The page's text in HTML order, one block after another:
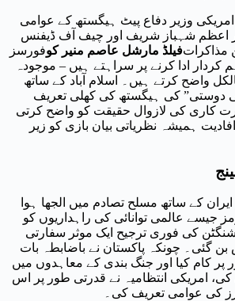
امریکی وزیر دفاع پیٹ ہیگستھ کے عوامی
اعظم شہباز شریف اور چیف آف ڈیفنس
فورسزفیلڈ مارشل عاصم منیر کومذاکرات
کردار ادا کرنے پر سراہتے ہیں – موجودہ
واضح کرتے ہیں۔ اسلام آباد کے ساتھ
دوستی” کی ہیگستھ کی کھلی تعریف
کاری کی لازوال حقیقت کو واضح کرتی
ہمیشہ نظریاتی بیان بازی کو زیر
کے ساتھ مسلح تصادم میں الجھا ہوا
جیسے عالمی توانائی کی راہداریوں کو
کی فوری ترجیح ایک موثر سفارتی
گئی۔ چونکہ پاکستان نے باضابطہ بات
پر کام کیا اور جنگ بندی کے معاہدوں میں
کی، امریکی انتظامیہ نے قدرتی طور پر اس
کی عوامی تعریف کی۔